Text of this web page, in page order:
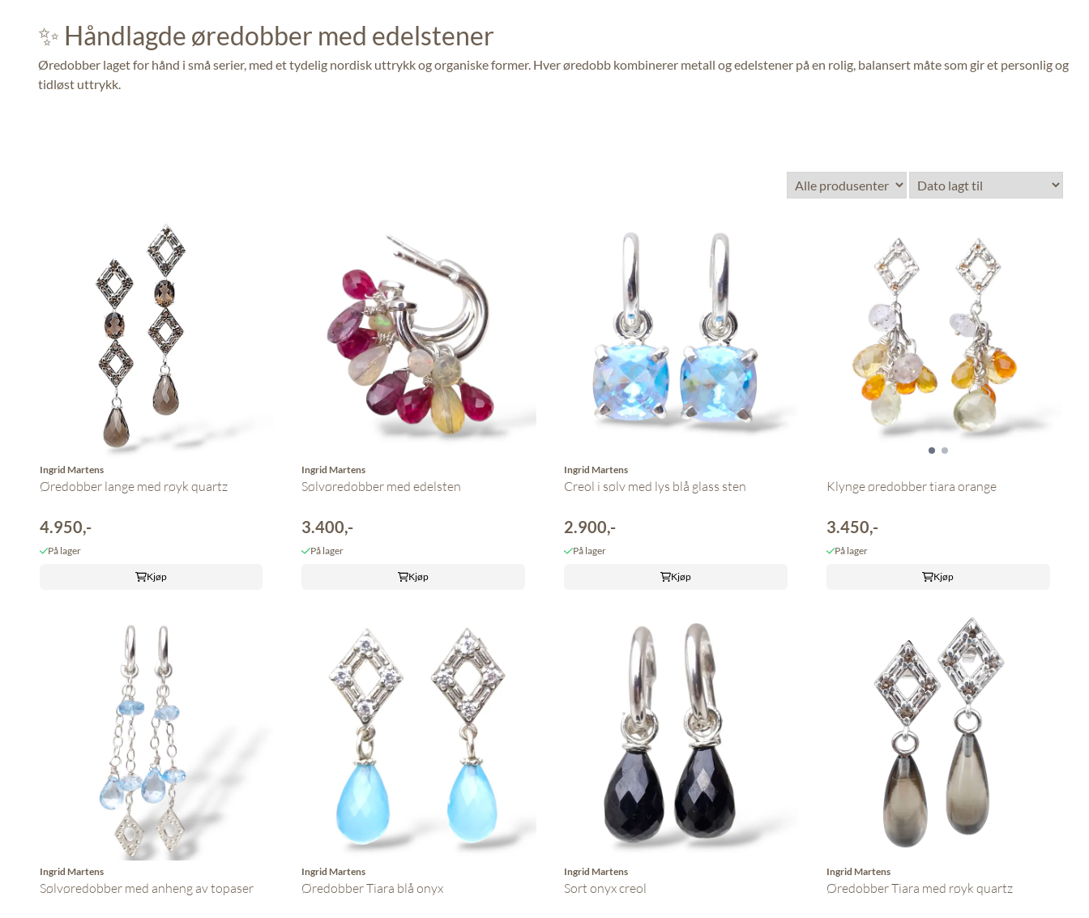
✨ Håndlagde øredobber med edelstener
Øredobber laget for hånd i små serier, med et tydelig nordisk uttrykk og organiske former. Hver øredobb kombinerer metall og edelstener på en rolig, balansert måte som gir et personlig og
tidløst uttrykk.
Ingrid Martens
Øredobber lange med røyk quartz
4.950,-
På lager
Kjøp
Ingrid Martens
Sølvøredobber med edelsten
3.400,-
På lager
Kjøp
Ingrid Martens
Creol i sølv med lys blå glass sten
2.900,-
På lager
Kjøp
Klynge øredobber tiara orange
3.450,-
På lager
Kjøp
Ingrid Martens
Sølvøredobber med anheng av topaser
Ingrid Martens
Øredobber Tiara blå onyx
Ingrid Martens
Sort onyx creol
Ingrid Martens
Øredobber Tiara med røyk quartz